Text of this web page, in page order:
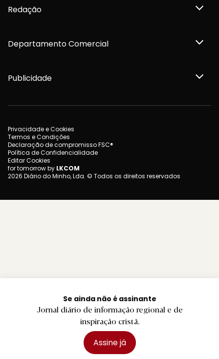
Se ainda não é assinante
Jornal diário de informação regional e de
inspiração cristã.
Assine já
Redação
Departamento Comercial
Publicidade
Privacidade e Cookies
Termos e Condições
Declaração de compromisso FSC®
Política de Confidencialidade
Editar Cookies
for tomorrow by LKCOM
2026 Diário do Minho, Lda. © Todos os direitos reservados